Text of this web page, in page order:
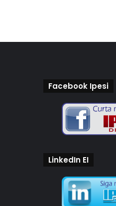
Facebook Ipesi
LinkedIn EI